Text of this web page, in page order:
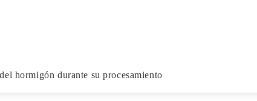
hormigón durante su procesamiento